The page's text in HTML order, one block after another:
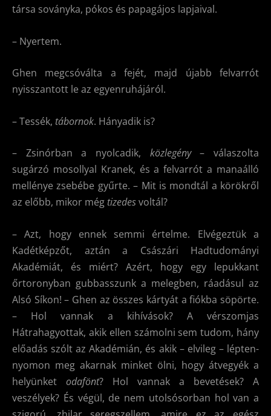
társa soványka, pókos és papagájos lapjaival.
– Nyertem.
Ghen megcsóválta a fejét, majd újabb felvarrót
nyisszantott le az egyenruhájáról.
– Tessék, tábornok. Hányadik is?
– Zsinórban a nyolcadik, közlegény– válaszolta
sugárzó mosollyal Kranek, és a felvarrót a manaálló
mellénye zsebébe gyűrte. – Mit is mondtál a körökről
az előbb, mikor még tizedesvoltál?
– Azt, hogy ennek semmi értelme. Elvégeztük a
Kadétképzőt, aztán a Császári Hadtudományi
Akadémiát, és miért? Azért, hogy egy lepukkant
őrtoronyban gubbasszunk a melegben, ráadásul az
Alsó Síkon! – Ghen az összes kártyát a fiókba söpörte.
– Hol vannak a kihívások? A vérszomjas
Hátrahagyottak, akik ellen számolni sem tudom, hány
előadás szólt az Akadémián, és akik – elvileg – lépten-
nyomon meg akarnak minket ölni, hogy átvegyék a
helyünket odafönt? Hol vannak a bevetések? A
veszélyek? És végül, de nem utolsósorban hol van a